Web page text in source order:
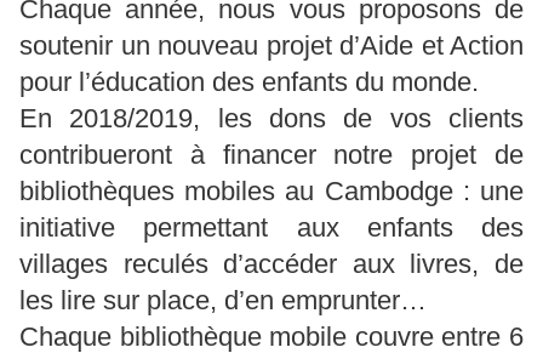
Chaque année, nous vous proposons de
soutenir un nouveau projet d’Aide et Action
pour l’éducation des enfants du monde.
En 2018/2019, les dons de vos clients
contribueront à financer notre projet de
bibliothèques mobiles au Cambodge : une
initiative permettant aux enfants des
villages reculés d’accéder aux livres, de
les lire sur place, d’en emprunter…
Chaque bibliothèque mobile couvre entre 6